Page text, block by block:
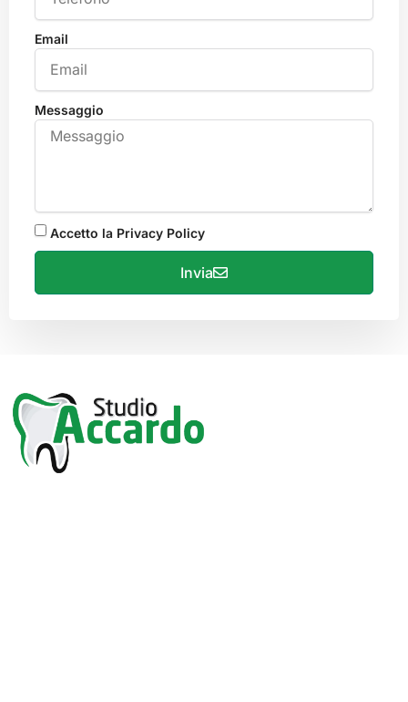
Email
Messaggio
Accetto la Privacy Policy
Invia